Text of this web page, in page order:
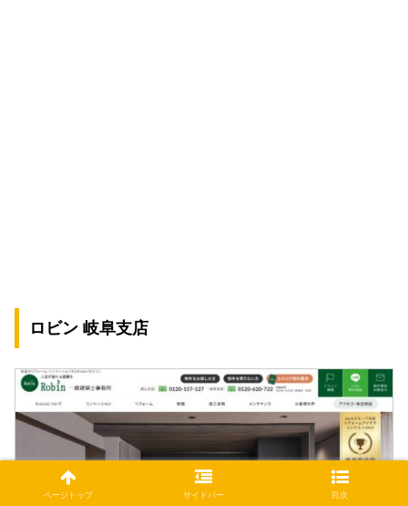
ロビン 岐阜支店
ページトップ サイドバー 目次